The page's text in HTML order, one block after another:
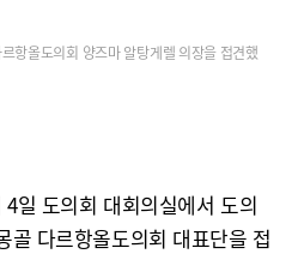
항올도의회 양즈마 알탕게렐 의장을 접견했
일 도의회 대회의실에서 도의
골 다르항올도의회 대표단을 접